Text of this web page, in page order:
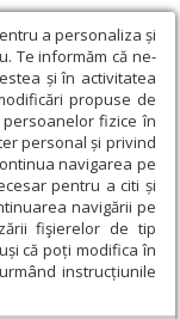
a personaliza și
Te informăm că ne-
și în activitatea
propuse de
persoanelor fizice în
personal și privind
navigarea pe
pentru a citi și
navigării pe
fişierelor de tip
că poți modifica în
instrucțiunile
› O nouă apariție
Ierusalim
viața